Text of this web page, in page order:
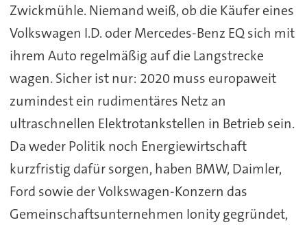
Zwickmühle. Niemand weiß, ob die Käufer eines
Volkswagen I.D. oder Mercedes-Benz EQ sich mit
ihrem Auto regelmäßig auf die Langstrecke
wagen. Sicher ist nur: 2020 muss europaweit
zumindest ein rudimentäres Netz an
ultraschnellen Elektrotankstellen in Betrieb sein.
Da weder Politik noch Energiewirtschaft
kurzfristig dafür sorgen, haben BMW, Daimler,
Ford sowie der Volkswagen-Konzern das
Gemeinschaftsunternehmen Ionity gegründet,